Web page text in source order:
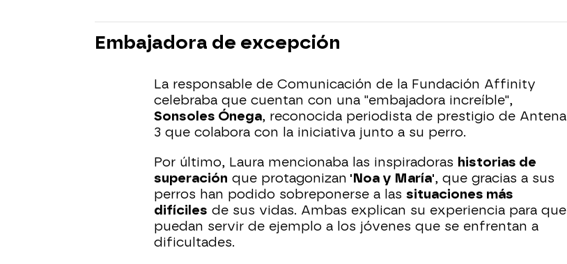
Embajadora de excepción
La responsable de Comunicación de la Fundación Affinity
celebraba que cuentan con una "embajadora increíble",
Sonsoles Ónega, reconocida periodista de prestigio de Antena
3 que colabora con la iniciativa junto a su perro.
Por último, Laura mencionaba las inspiradoras historias de
superación que protagonizan 'Noa y María', que gracias a sus
perros han podido sobreponerse a las situaciones más
difíciles de sus vidas. Ambas explican su experiencia para que
puedan servir de ejemplo a los jóvenes que se enfrentan a
dificultades.